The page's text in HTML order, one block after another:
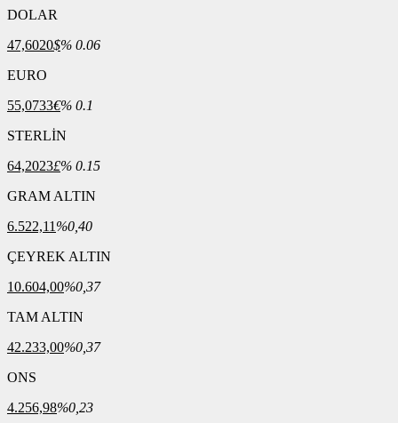
DOLAR
47,6020$% 0.06
EURO
55,0733€% 0.1
STERLİN
64,2023£% 0.15
GRAM ALTIN
6.522,11 %0,40
ÇEYREK ALTIN
10.604,00%0,37
TAM ALTIN
42.233,00%0,37
ONS
4.256,98%0,23